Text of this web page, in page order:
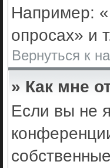
Например:
опросах» и
Вернуться к
» Как мне
Если вы не